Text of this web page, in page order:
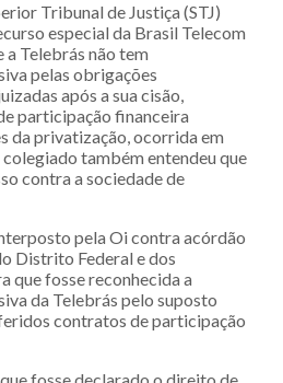
Tribunal de Justiça (STJ)
especial da Brasil Telecom
Telebrás não tem
pelas obrigações
após a sua cisão,
participação financeira
da privatização, ocorrida em
também entendeu que
contra a sociedade de
pela Oi contra acórdão
Distrito Federal e dos
que fosse reconhecida a
da Telebrás pelo suposto
contratos de participação